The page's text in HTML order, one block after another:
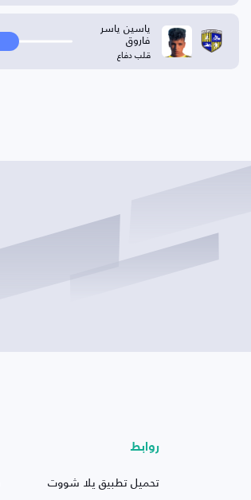
ياسين ياسر
فاروق
قلب دفاع
روابط
تحميل تطبيق يلا شووت